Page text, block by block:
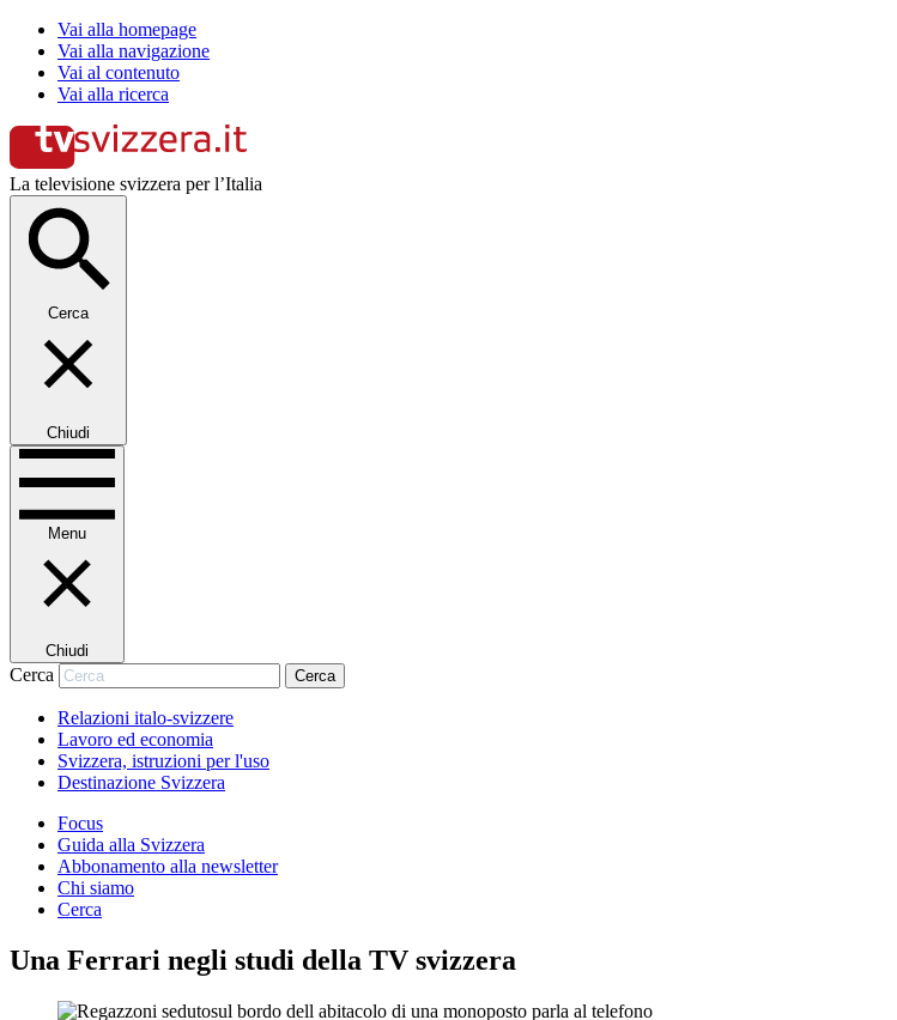
Vai alla homepage
Vai alla navigazione
Vai al contenuto
Vai alla ricerca
La televisione svizzera per l’Italia
Cerca
Chiudi
Menu
Chiudi
Cerca Cerca
Relazioni italo-svizzere
Lavoro ed economia
Svizzera, istruzioni per l'uso
Destinazione Svizzera
Focus
Guida alla Svizzera
Abbonamento alla newsletter
Chi siamo
Cerca
Una Ferrari negli studi della TV svizzera